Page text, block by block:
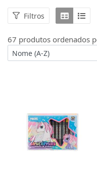
Filtros
67 produtos ordenados